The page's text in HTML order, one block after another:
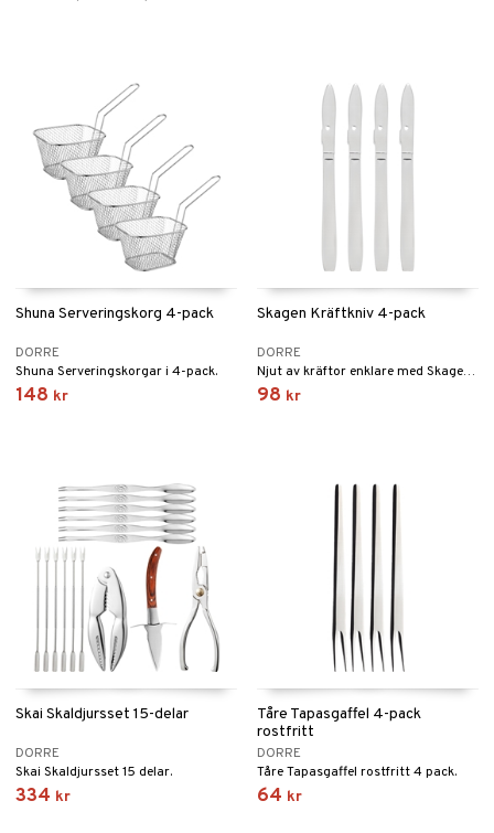
Shuna Serveringskorg 4-pack
DORRE
Shuna Serveringskorgar i 4-pack.
148 kr
Skagen Kräftkniv 4-pack
DORRE
Njut av kräftor enklare med Skagen Kräftkniv.
98 kr
Skai Skaldjursset 15-delar
DORRE
Skai Skaldjursset 15 delar.
334 kr
Tåre Tapasgaffel 4-pack
rostfritt
DORRE
Tåre Tapasgaffel rostfritt 4 pack.
64 kr